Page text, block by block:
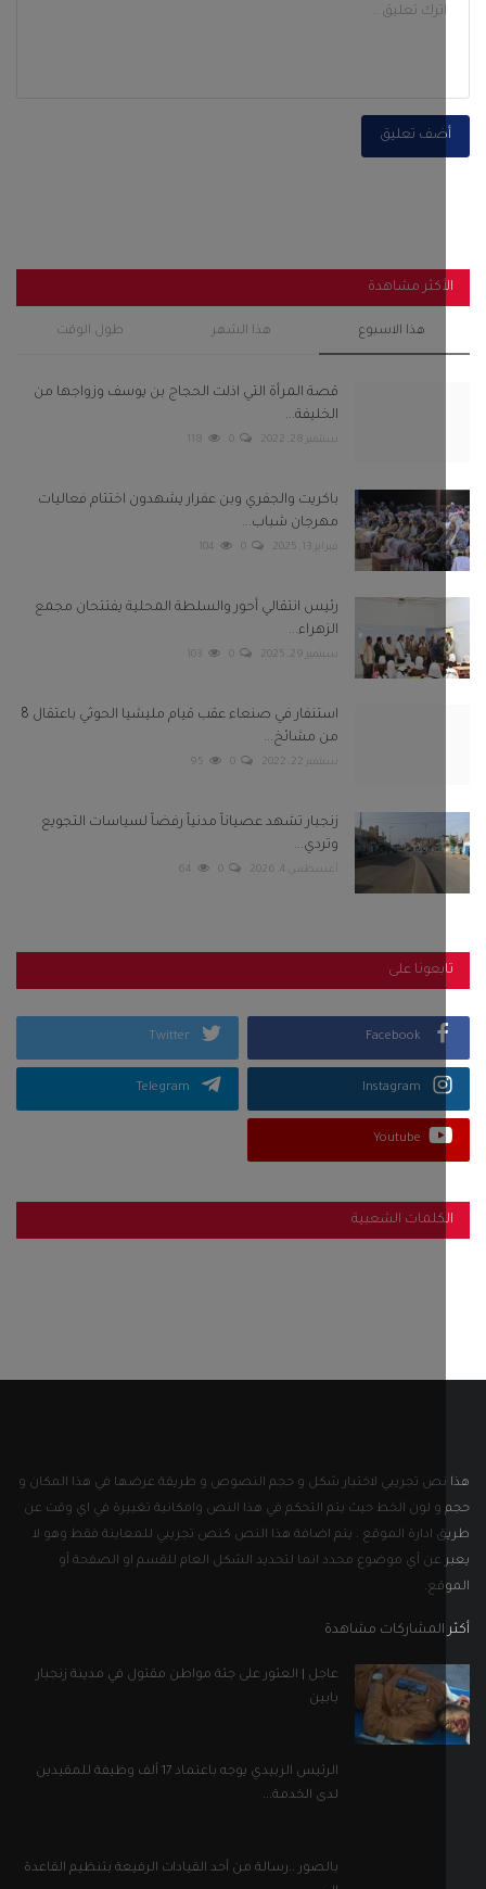
تعليق
مشاهدة
هذا الاسبوع هذا الشهر طول الوقت
قصة المرأة التي اذلت الحجاج بن يوسف وزواجها من
الخليفة...
0
118
باكريت والجفري وبن عفرار يشهدون اختتام فعاليات
مهرجان شباب...
فبراير 13, 2025 0
104
رئيس انتقالي أحور والسلطة المحلية يفتتحان مجمع
الزهراء...
سبتمبر 29, 2025 0
103
استنفار في صنعاء عقب قيام مليشيا الحوثي باعتقال 8
من مشائخ...
0
95
زنجبار تشهد عصياناً مدنياً رفضاً لسياسات التجويع
وتردي...
أغسطس 4, 2026 0
64
على
Facebook
Twitter
Instagram
Telegram
Youtube
الشعبية
تجريبي لاختبار شكل و حجم النصوص و طريقة عرضها في هذا المكان و
لون الخط حيث يتم التحكم في هذا النص وامكانية تغييرة في اي وقت عن
ادارة الموقع . يتم اضافة هذا النص كنص تجريبي للمعاينة فقط وهو لا
عن أي موضوع محدد انما لتحديد الشكل العام للقسم او الصفحة أو
المشاركات مشاهدة
عاجل | العثور على جثة مواطن مقتول في مدينة زنجبار
بابين
الرئيس الزبيدي يوجه باعتماد 17 ألف وظيفة للمقيدين
لدى الخدمة...
بالصور ..رسالة من أحد القيادات الرفيعة بتنظيم القاعدة